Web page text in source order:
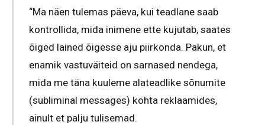
“Ma näen tulemas päeva, kui teadlane saab
kontrollida, mida inimene ette kujutab, saates
õiged lained õigesse aju piirkonda. Pakun, et
enamik vastuväiteid on sarnased nendega,
mida me täna kuuleme alateadlike sõnumite
(subliminal messages) kohta reklaamides,
ainult et palju tulisemad.